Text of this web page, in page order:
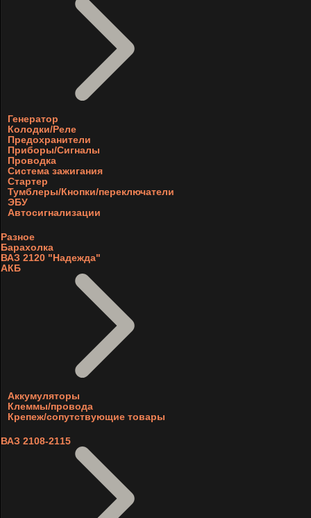
Генератор
Колодки/Реле
Предохранители
Приборы/Сигналы
Проводка
Система зажигания
Стартер
Тумблеры/Кнопки/переключатели
ЭБУ
Автосигнализации
Разное
Барахолка
ВАЗ 2120 "Надежда"
АКБ
Аккумуляторы
Клеммы/провода
Крепеж/сопутствующие товары
ВАЗ 2108-2115